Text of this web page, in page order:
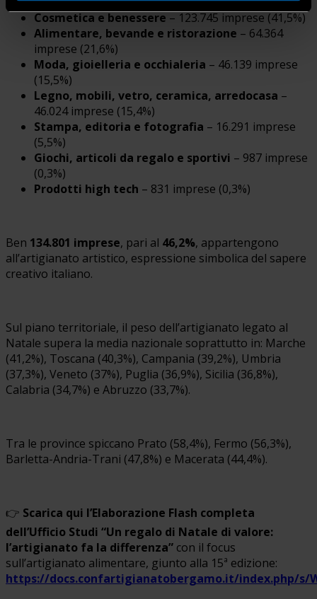
Cosmetica e benessere – 123.745 imprese (41,5%)
Alimentare, bevande e ristorazione – 64.364
imprese (21,6%)
Moda, gioielleria e occhialeria – 46.139 imprese
(15,5%)
Legno, mobili, vetro, ceramica, arredocasa –
46.024 imprese (15,4%)
Stampa, editoria e fotografia – 16.291 imprese
(5,5%)
Giochi, articoli da regalo e sportivi – 987 imprese
(0,3%)
Prodotti high tech – 831 imprese (0,3%)
Ben 134.801 imprese, pari al 46,2%, appartengono
all’artigianato artistico, espressione simbolica del sapere
creativo italiano.
Sul piano territoriale, il peso dell’artigianato legato al
Natale supera la media nazionale soprattutto in: Marche
(41,2%), Toscana (40,3%), Campania (39,2%), Umbria
(37,3%), Veneto (37%), Puglia (36,9%), Sicilia (36,8%),
Calabria (34,7%) e Abruzzo (33,7%).
Tra le province spiccano Prato (58,4%), Fermo (56,3%),
Barletta-Andria-Trani (47,8%) e Macerata (44,4%).
👉 Scarica qui l’Elaborazione Flash completa
dell’Ufficio Studi “Un regalo di Natale di valore:
l’artigianato fa la differenza” con il focus
sull’artigianato alimentare, giunto alla 15ª edizione:
https://docs.confartigianatobergamo.it/index.php/s/